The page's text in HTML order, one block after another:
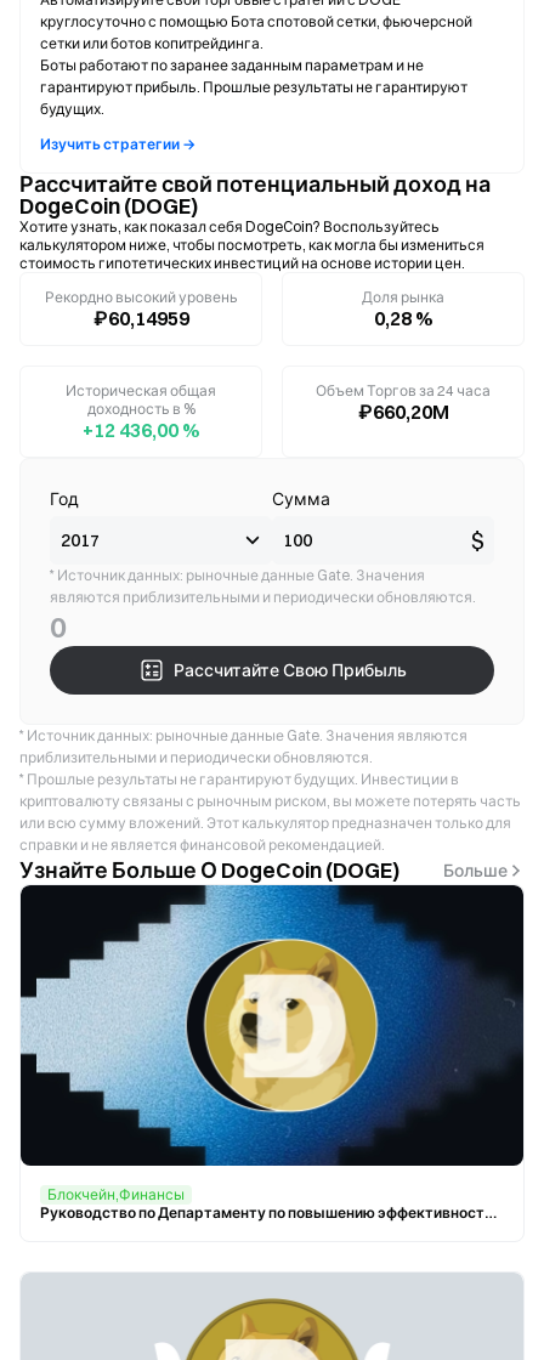
круглосуточно с помощью Бота спотовой сетки, фьючерсной
сетки или ботов копитрейдинга.
Боты работают по заранее заданным параметрам и не
гарантируют прибыль. Прошлые результаты не гарантируют
будущих.
Изучить стратегии →
Рассчитайте свой потенциальный доход на
DogeCoin (DOGE)
Хотите узнать, как показал себя DogeCoin? Воспользуйтесь
калькулятором ниже, чтобы посмотреть, как могла бы измениться
стоимость гипотетических инвестиций на основе истории цен.
Рекордно высокий уровень
₽60,14959
Доля рынка
0,28 %
Историческая общая
доходность в %
+12 436,00 %
Объем Торгов за 24 часа
₽660,20M
Год Сумма
$
* Источник данных: рыночные данные Gate. Значения
являются приблизительными и периодически обновляются.
0
Рассчитайте Свою Прибыль
* Источник данных: рыночные данные Gate. Значения являются
приблизительными и периодически обновляются.
* Прошлые результаты не гарантируют будущих. Инвестиции в
криптовалюту связаны с рыночным риском, вы можете потерять часть
или всю сумму вложений. Этот калькулятор предназначен только для
справки и не является финансовой рекомендацией.
Узнайте Больше О DogeCoin (DOGE) Больше
Блокчейн,Финансы
Руководство по Департаменту по повышению эффективности государственного управления (DOGE)